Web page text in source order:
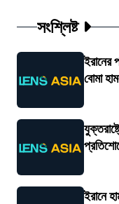
সংশ্লিষ্ট
ইরানের
বোমা
ইরানে